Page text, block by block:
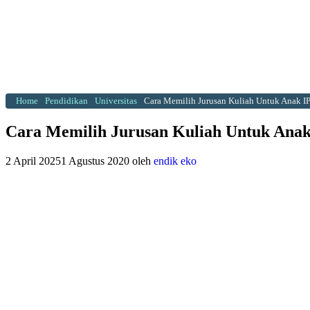
Home Pendidikan Universitas Cara Memilih Jurusan Kuliah Untuk Anak
Cara Memilih Jurusan Kuliah Untuk
2 April 20251 Agustus 2020 oleh endik eko